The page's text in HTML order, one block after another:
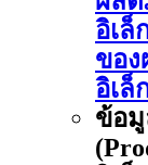
อิเล็
ของ
อิเล็
ข้อ